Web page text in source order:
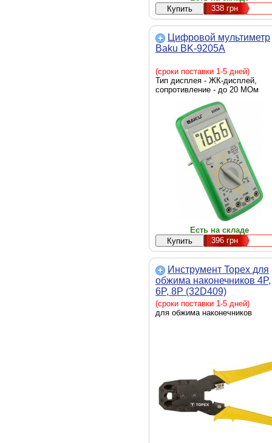
338грн
Цифровой мультиметр
Baku BK-9205A
(сроки поставки 1-5 дней)
Тип дисплея - ЖК-дисплей,
сопротивление - до 20 МОм
Есть на складе
396грн
Инструмент Topex для
обжима наконечников 4P,
6P, 8P (32D409)
(сроки поставки 1-5 дней)
для обжима наконечников